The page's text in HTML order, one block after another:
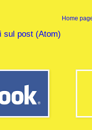
Home
sul post (Atom)